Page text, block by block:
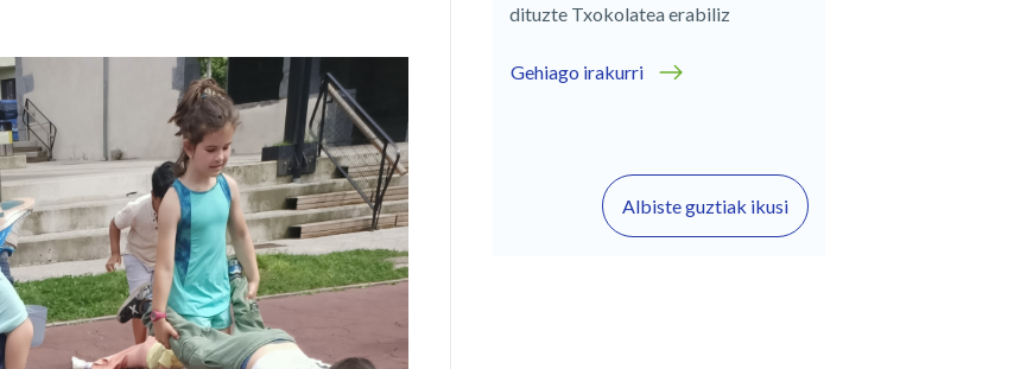
dituzte Txokolatea erabiliz
Gehiago irakurri
Albiste guztiak ikusi